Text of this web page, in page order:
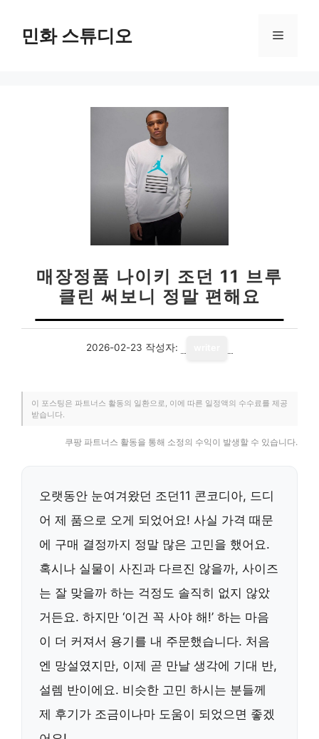
민화 스튜디오 메
매장정품 나이키 조던 11 브루
클린 써보니 정말 편해요
2026-02-23 작성자:
이 포스팅은 파트너스 활동의 일환으로, 이에 따른 일정액의 수수료를 제공
받습니다.
쿠팡 파트너스 활동을 통해 소정의 수익이 발생할 수 있습니다.
오랫동안 눈여겨왔던 조던11 콘코디아, 드디
어 제 품으로 오게 되었어요! 사실 가격 때문
에 구매 결정까지 정말 많은 고민을 했어요.
혹시나 실물이 사진과 다르진 않을까, 사이즈
는 잘 맞을까 하는 걱정도 솔직히 없지 않았
거든요. 하지만 ‘이건 꼭 사야 해!’ 하는 마음
이 더 커져서 용기를 내 주문했습니다. 처음
엔 망설였지만, 이제 곧 만날 생각에 기대 반,
설렘 반이에요. 비슷한 고민 하시는 분들께
제 후기가 조금이나마 도움이 되었으면 좋겠